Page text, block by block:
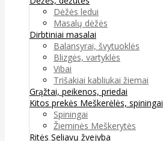
Dėžės ledui
Masalų dėžės
Dirbtiniai masalai
Balansyrai, švytuoklės
Blizgės, vartyklės
Vibai
Trišakiai kabliukai žiemai
Grąžtai, peikenos, priedai
Kitos prekės Meškerėlės, spiningai
Spiningai
Žieminės Meškerytės
Ritės Seliavų žvejyba